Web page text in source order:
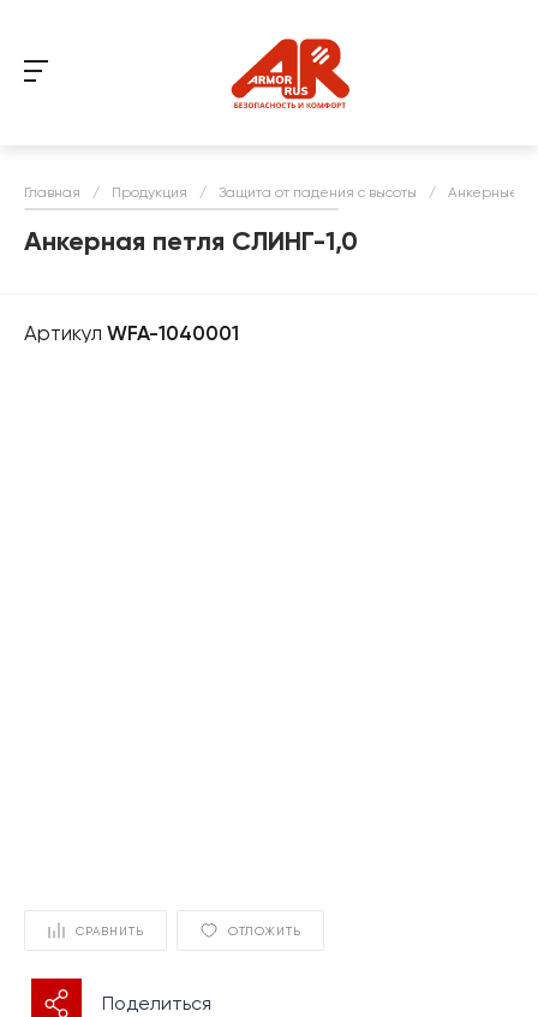
Главная / Продукция / Защита от падения с высоты / Анкерные
Анкерная петля СЛИНГ-1,0
Артикул WFA-1040001
СРАВНИТЬ ОТЛОЖИТЬ
Поделиться